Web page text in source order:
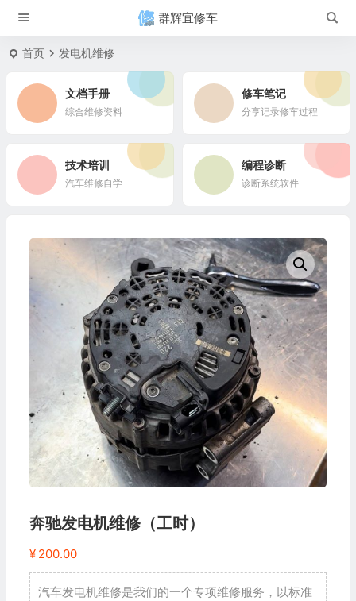
群辉宜修车
首页 发电机维修
文档手册
综合维修资料
修车笔记
分享记录修车过程
技术培训
汽车维修自学
编程诊断
诊断系统软件
奔驰发电机维修（工时）
¥ 200.00
汽车发电机维修是我们的一个专项维修服务，以标准